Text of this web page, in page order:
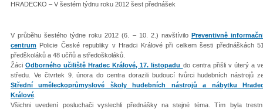
HRADECKO – V šestém týdnu roku 2012 šest přednášek
V průběhu šestého týdne roku 2012 (6. – 10. 2.) navštívilo Preventivně
centrum Policie České republiky v Hradci Králové při celkem šesti přednáškách
předškoláků a 48 učňů a středoškoláků.
ŽáciOdborného učiliště Hradec Králové, 17. listopadu do centra přišli v úterý a
středu. Ve čtvrtek 9. února do centra dorazili budoucí tvůrci hudebních nástrojů
Střední uměleckoprůmyslové školy hudebních nástrojů a nábytku
Králové
Všichni uvedení posluchači vyslechli přednášky na stejné téma. Tím byla